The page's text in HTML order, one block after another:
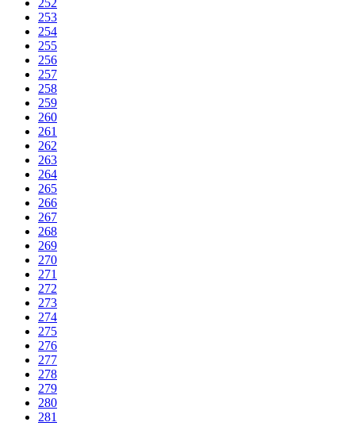
252
253
254
255
256
257
258
259
260
261
262
263
264
265
266
267
268
269
270
271
272
273
274
275
276
277
278
279
280
281